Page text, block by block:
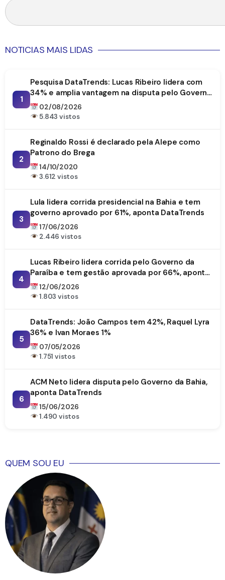
NOTICIAS MAIS LIDAS
1
Pesquisa DataTrends: Lucas Ribeiro lidera com
34% e amplia vantagem na disputa pelo Governo
da Paraíba
02/08/2026
5.843 vistos
2
Reginaldo Rossi é declarado pela Alepe como
Patrono do Brega
14/10/2020
3.612 vistos
3
Lula lidera corrida presidencial na Bahia e tem
governo aprovado por 61%, aponta DataTrends
17/06/2026
2.446 vistos
4
Lucas Ribeiro lidera corrida pelo Governo da
Paraíba e tem gestão aprovada por 66%, aponta
DataTrends
12/06/2026
1.803 vistos
5
DataTrends: João Campos tem 42%, Raquel Lyra
36% e Ivan Moraes 1%
07/05/2026
1.751 vistos
6
ACM Neto lidera disputa pelo Governo da Bahia,
aponta DataTrends
15/06/2026
1.490 vistos
QUEM SOU EU